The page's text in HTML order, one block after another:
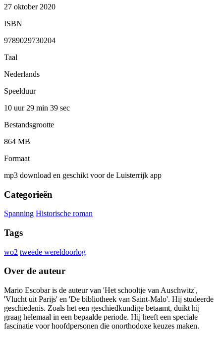
27 oktober 2020
ISBN
9789029730204
Taal
Nederlands
Speelduur
10 uur 29 min 39 sec
Bestandsgrootte
864 MB
Formaat
mp3 download en geschikt voor de Luisterrijk app
Categorieën
Spanning Historische roman
Tags
wo2 tweede wereldoorlog
Over de auteur
Mario Escobar is de auteur van 'Het schooltje van Auschwitz',
'Vlucht uit Parijs' en 'De bibliotheek van Saint-Malo'. Hij studeerde
geschiedenis. Zoals het een geschiedkundige betaamt, duikt hij
graag helemaal in een bepaalde periode. Hij heeft een speciale
fascinatie voor hoofdpersonen die onorthodoxe keuzes maken.